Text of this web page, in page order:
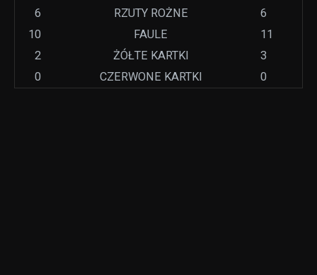
6
RZUTY ROŻNE
6
10
FAULE
11
2
ŻÓŁTE KARTKI
3
0
CZERWONE KARTKI 0